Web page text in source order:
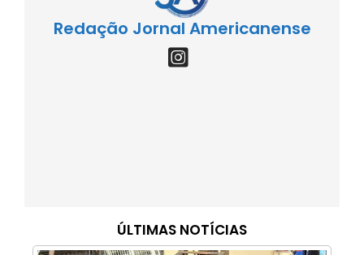
Redação Jornal Americanense
ÚLTIMAS NOTÍCIAS